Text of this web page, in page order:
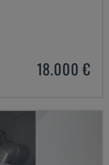
18.000 €